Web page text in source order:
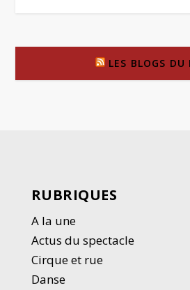
LES BLOGS DU
RUBRIQUES
A la une
Actus du spectacle
Cirque et rue
Danse